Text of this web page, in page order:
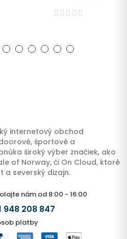
internetový obchod
športové a
široký výber značiek, ako
of Norway, či On Cloud, ktoré
a severský dizajn.
nám od 8:00 - 16:00
948 208 847
platby